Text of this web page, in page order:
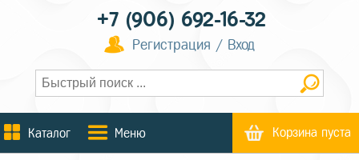
+7 (906) 692-16-32
Регистрация / Вход
Каталог Меню Корзина пуста